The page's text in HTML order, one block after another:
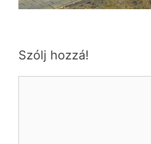
Szólj hozzá!